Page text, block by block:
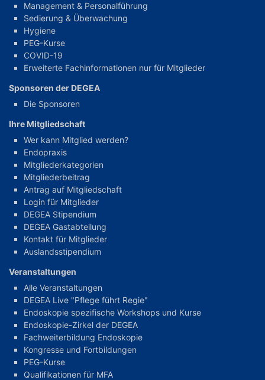
Management & Personalführung
Sedierung & Überwachung
Hygiene
PEG-Kurse
COVID-19
Erweiterte Fachinformationen nur für Mitglieder
Sponsoren der DEGEA
Die Sponsoren
Ihre Mitgliedschaft
Wer kann Mitglied werden?
Endopraxis
Mitgliederkategorien
Mitgliederbeitrag
Antrag auf Mitgliedschaft
Login für Mitglieder
DEGEA Stipendium
DEGEA Gastabteilung
Kontakt für Mitglieder
Auslandsstipendium
Veranstaltungen
Alle Veranstaltungen
DEGEA Live "Pflege führt Regie"
Endoskopie spezifische Workshops und Kurse
Endoskopie-Zirkel der DEGEA
Fachweiterbildung Endoskopie
Kongresse und Fortbildungen
PEG-Kurse
Qualifikationen für MFA